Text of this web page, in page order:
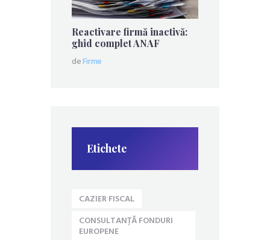
Reactivare firmă inactivă:
ghid complet ANAF
deFirme
Etichete
CAZIER FISCAL
CONSULTANȚĂ FONDURI
EUROPENE